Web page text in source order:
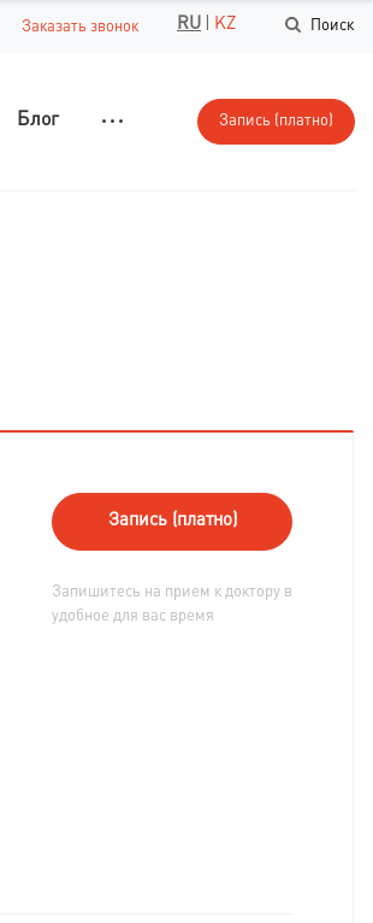
Поиск
RU KZ
Заказать звонок
Запись (платно)
Блог
Запись (платно)
Запишитесь на прием к доктору в
удобное для вас время